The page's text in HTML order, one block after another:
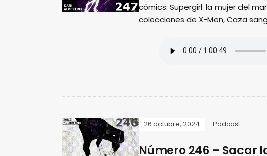
cómics: Supergirl: la mujer del
colecciones de X-Men, Caza
26 octubre, 2024 Podcast
Número 246 – Sacar